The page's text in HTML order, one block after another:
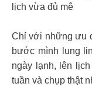
lịch vừa đủ mê
Chỉ với những ưu
bước mình lung
ngày lạnh, lên
tuần và chụp thật